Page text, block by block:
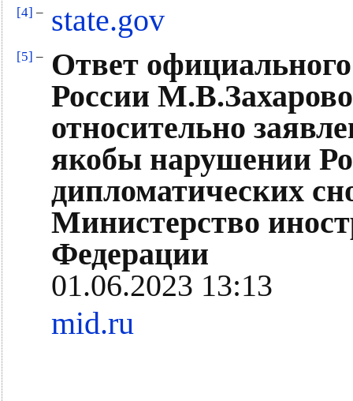
[4] – state.gov
[5] –
Ответ
России
относительно
якобы нарушении
дипломатических
Министерство
Федерации
01.06.2023 13:13
mid.ru